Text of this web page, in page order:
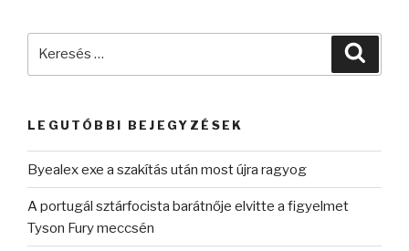
LEGUTÓBBI BEJEGYZÉSEK
Byealex exe a szakítás után most újra ragyog
A portugál sztárfocista barátnője elvitte a figyelmet
Tyson Fury meccsén